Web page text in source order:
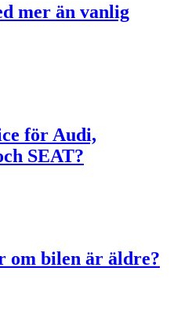
mer än vanlig
för Audi,
SEAT?
om bilen är äldre?